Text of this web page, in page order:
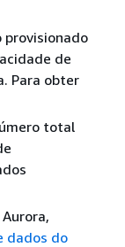
provisionado
de
Para obter
total
dados do